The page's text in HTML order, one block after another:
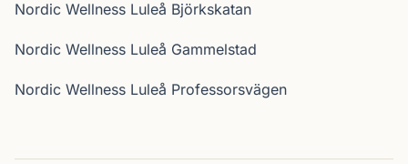
Nordic Wellness Luleå Björkskatan
Nordic Wellness Luleå Gammelstad
Nordic Wellness Luleå Professorsvägen